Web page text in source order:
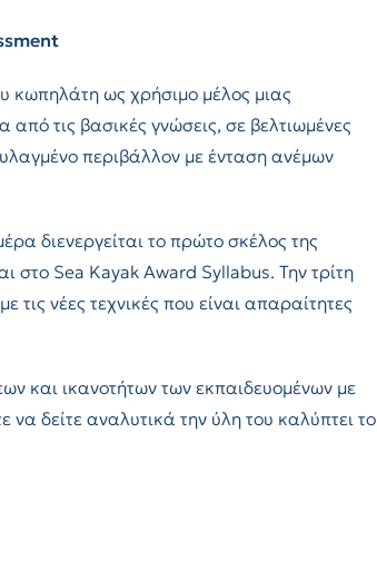
κωπηλάτη ως χρήσιμο μέλος μιας
τις βασικές γνώσεις, σε βελτιωμένες
περιβάλλον με ένταση ανέμων
διενεργείται το πρώτο σκέλος της
στο Sea Kayak Award Syllabus. Την τρίτη
τις νέες τεχνικές που είναι απαραίτητες
και ικανοτήτων των εκπαιδευομένων με
να δείτε αναλυτικά την ύλη του καλύπτει το